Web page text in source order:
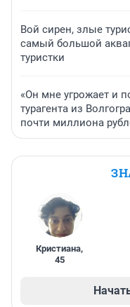
Вой сирен, злые
самый большой
туристки
«Он мне угрожает и
турагента из
почти миллиона
Кристиана,
45